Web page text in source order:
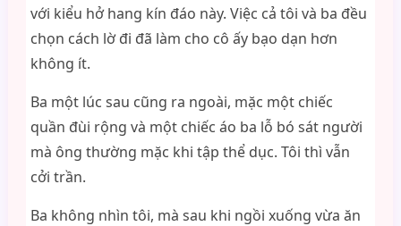
với kiểu hở hang kín đáo này. Việc cả tôi và ba đều
chọn cách lờ đi đã làm cho cô ấy bạo dạn hơn
không ít.
Ba một lúc sau cũng ra ngoài, mặc một chiếc
quần đùi rộng và một chiếc áo ba lỗ bó sát người
mà ông thường mặc khi tập thể dục. Tôi thì vẫn
cởi trần.
Ba không nhìn tôi, mà sau khi ngồi xuống vừa ăn